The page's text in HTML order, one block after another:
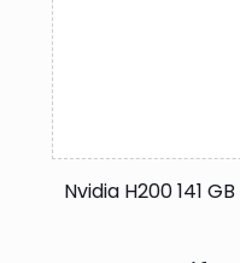
Nvidia H200 141